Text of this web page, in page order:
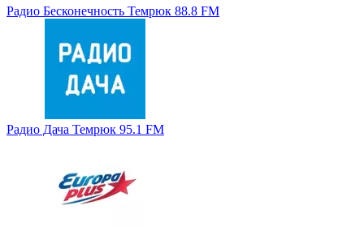
Радио Бесконечность Темрюк 88.8 FM
Радио Дача Темрюк 95.1 FM